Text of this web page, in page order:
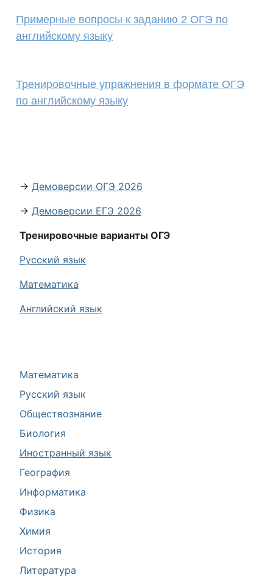
Математика
Русский язык
Обществознание
Биология
Иностранный язык
География
Информатика
Физика
Химия
История
Литература
Примерные вопросы к заданию 2 ОГЭ по
английскому языку
Тренировочные упражнения в формате ОГЭ
по английскому языку
→ Демоверсии ОГЭ 2026
→ Демоверсии ЕГЭ 2026
Тренировочные варианты ОГЭ
Русский язык
Математика
Английский язык